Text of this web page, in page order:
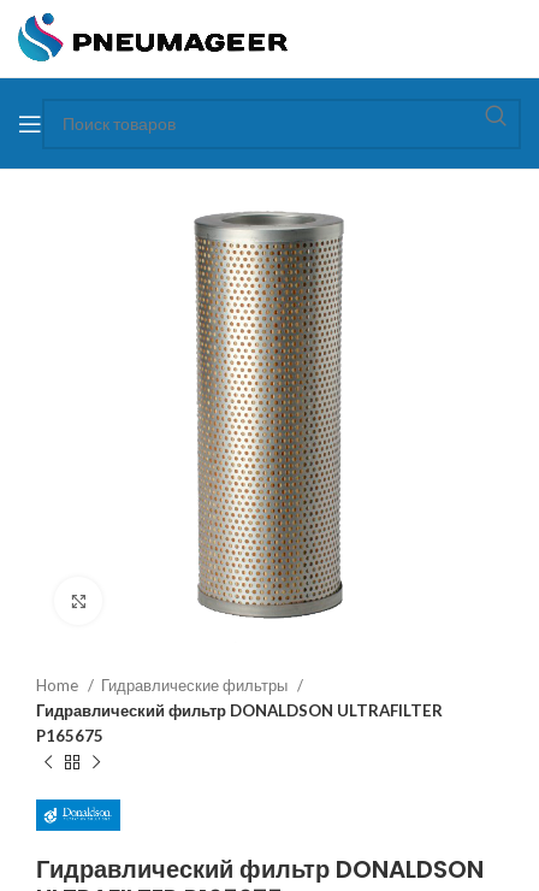
Home
Гидравлические фильтры
Гидравлический фильтр DONALDSON ULTRAFILTER
P165675
Гидравлический фильтр DONALDSON